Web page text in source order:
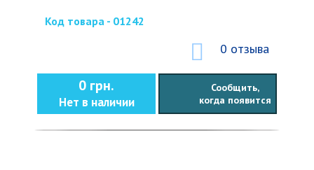
Код товара - 01242
0 отзыва
0 грн.
Нет в наличии
Сообщить,
когда появится